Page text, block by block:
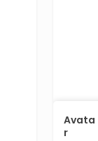
Avata
r